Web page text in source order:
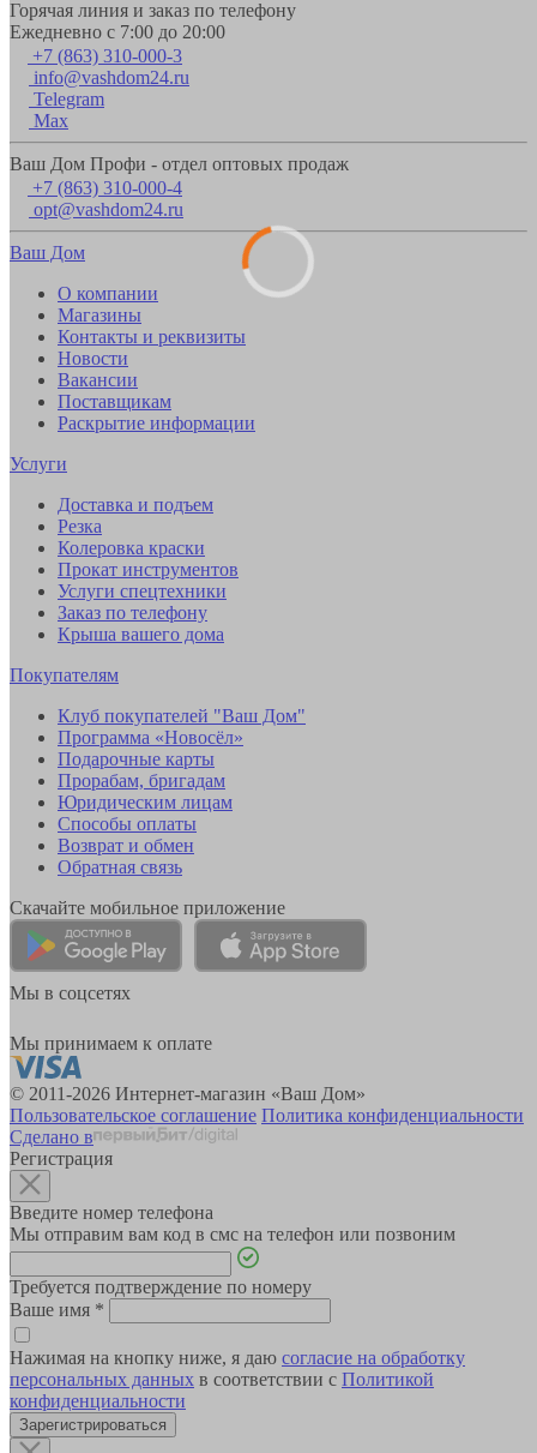
Горячая линия и заказ по телефону
Ежедневно с 7:00 до 20:00
+7 (863) 310-000-3
info@vashdom24.ru
Telegram
Max
Ваш Дом Профи - отдел оптовых продаж
+7 (863) 310-000-4
opt@vashdom24.ru
Ваш Дом
О компании
Магазины
Контакты и реквизиты
Новости
Вакансии
Поставщикам
Раскрытие информации
Услуги
Доставка и подъем
Резка
Колеровка краски
Прокат инструментов
Услуги спецтехники
Заказ по телефону
Крыша вашего дома
Покупателям
Клуб покупателей "Ваш Дом"
Программа «Новосёл»
Подарочные карты
Прорабам, бригадам
Юридическим лицам
Способы оплаты
Возврат и обмен
Обратная связь
Скачайте мобильное приложение
Мы в соцсетях
Мы принимаем к оплате
© 2011-2026 Интернет-магазин «Ваш Дом»
Пользовательское соглашение Политика конфиденциальности
Сделано в
Регистрация
Введите номер телефона
Мы отправим вам код в смс на телефон или позвоним
Требуется подтверждение по номеру
Ваше имя *
Нажимая на кнопку ниже, я даю согласие на обработку
персональных данных в соответствии с Политикой
конфиденциальности
Зарегистрироваться